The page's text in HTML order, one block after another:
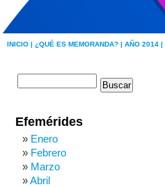
INICIO | ¿QUÉ ES MEMORANDA? | AÑO 2014 |
Efemérides
Enero
Febrero
Marzo
Abril